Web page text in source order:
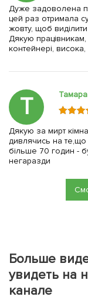
Дуже задоволена
цей раз отримала
жовту, щоб
Дякую
контейнері,
Т Тамара
Дякую за мирт
дивлячись на
більше 70 годин -
негаразди
Больше
увидеть на
канале